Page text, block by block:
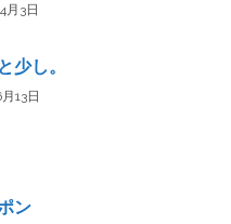
月3日
少し。
13日
ン